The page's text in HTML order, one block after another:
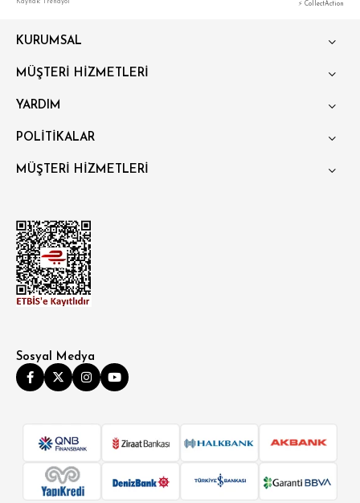
Kaynak: Trendyol ⚡ CollectAction
KURUMSAL
MÜŞTERİ HİZMETLERİ
YARDIM
POLİTİKALAR
MÜŞTERİ HİZMETLERİ
Sosyal Medya